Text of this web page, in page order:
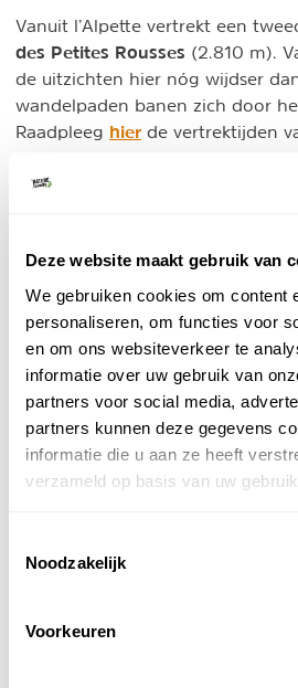
Deze website maakt gebruik van
We gebruiken cookies om content
personaliseren, om functies voor
en om ons websiteverkeer te
informatie over uw gebruik van
partners voor social media,
partners kunnen deze gegevens
informatie die u aan ze heeft
verzameld op basis van uw
Noodzakelijk
Voorkeuren
Vanuit l’Alpette vertrekt een
des Petites Rousses (2.810 m).
de uitzichten hier nóg wijdser
wandelpaden banen zich door
Raadpleeg hier de vertrektijden
wandelingen bij Vaujany en is
rond de stations van de
kronkelende weg naar de pas is
Wees wel gewaarschuwd: als je
smalle bergweggetjes zonder
deze route beter links laten liggen.
Wandel iets omhoog vanuit de
Vaujany. Bij goed weer kun je
alpenweide? Vanuit Vaujany